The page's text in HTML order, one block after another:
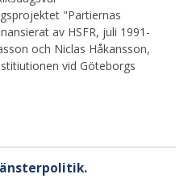
"Partiernas
av HSFR, juli 1991-
och Niclas Håkansson,
vid Göteborgs